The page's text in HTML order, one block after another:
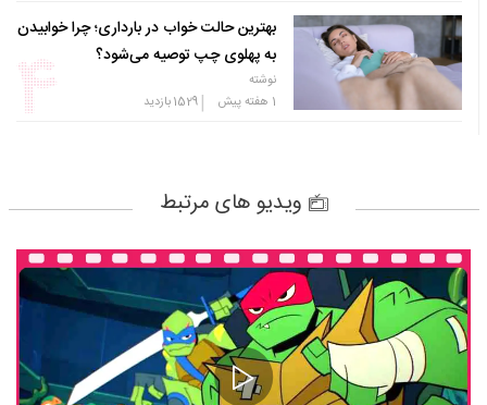
بهترین حالت خواب در بارداری؛ چرا خوابیدن
به پهلوی چپ توصیه می‌شود؟
نوشته
1 هفته پیش
|
1529بازدید
ویدیو های مرتبط